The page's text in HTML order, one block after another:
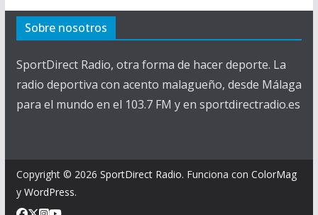
Sobre nosotros
SportDirect Radio, otra forma de hacer deporte. La
radio deportiva con acento malagueño, desde Málaga
para el mundo en el 103.7 FM y en sportdirectradio.es
Copyright © 2026 SportDirect Radio. Funciona con ColorMag
y WordPress.